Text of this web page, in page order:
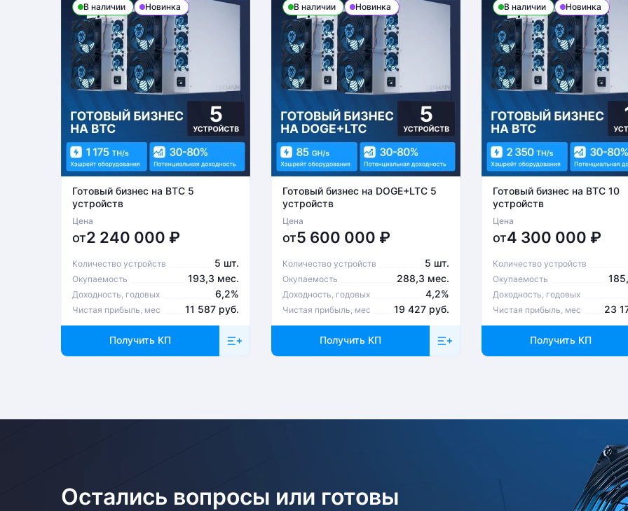
В наличии Новинка
Готовый бизнес на BTC 5
устройств
Цена
от2 240 000 ₽
Количество устройств 5 шт.
Окупаемость 193,3 мес.
Доходность, годовых 6,2%
Чистая прибыль, мес 11 587 руб.
Получить КП
В наличии Новинка
Готовый бизнес на DOGE+LTC 5
устройств
Цена
от5 600 000 ₽
Количество устройств 5 шт.
Окупаемость 288,3 мес.
Доходность, годовых 4,2%
Чистая прибыль, мес 19 427 руб.
Получить КП
В наличии Новинка
Готовый бизнес на BTC 10
устройств
Цена
от4 300 000 ₽
Количество устройств
Окупаемость
Доходность, годовых
Чистая прибыль, мес 23
Получить КП
Остались вопросы или готовы